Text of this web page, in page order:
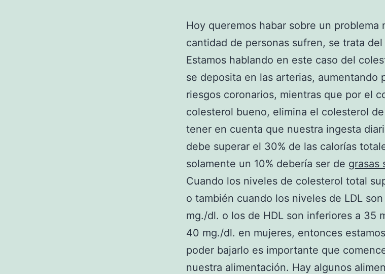
Hoy queremos habar sobre un problema
cantidad de personas sufren, se trata del
Estamos hablando en este caso del
se deposita en las arterias, aumentando
riesgos coronarios, mientras que por el
colesterol bueno, elimina el colesterol
tener en cuenta que nuestra ingesta
debe superar el 30% de las calorías
solamente un 10% debería ser de grasas
Cuando los niveles de colesterol total
o también cuando los niveles de LDL
mg./dl. o los de HDL son inferiores a 35
40 mg./dl. en mujeres, entonces
poder bajarlo es importante que
nuestra alimentación. Hay algunos